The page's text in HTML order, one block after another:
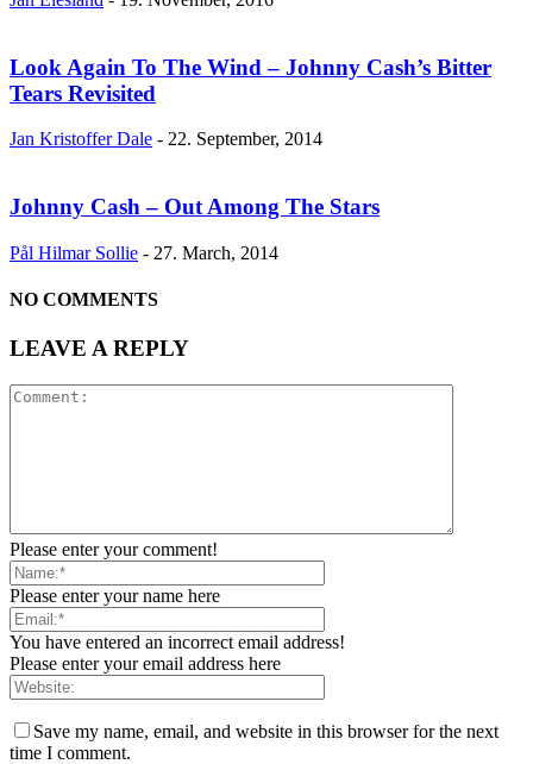
Look Again To The Wind – Johnny Cash’s Bitter
Tears Revisited
Jan Kristoffer Dale - 22. September, 2014
Johnny Cash – Out Among The Stars
Pål Hilmar Sollie - 27. March, 2014
NO COMMENTS
LEAVE A REPLY
Please enter your comment!
Please enter your name here
You have entered an incorrect email address!
Please enter your email address here
Save my name, email, and website in this browser for the next
time I comment.